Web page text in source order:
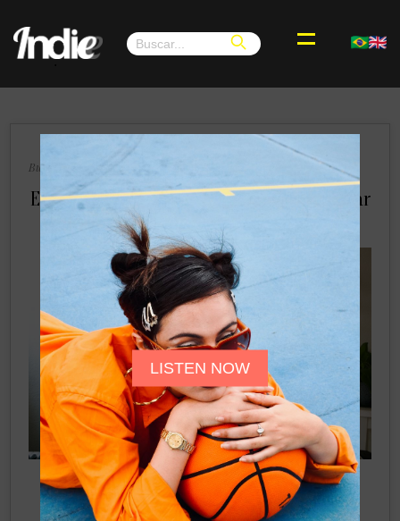
LISTEN NOW
.
Buenos Aires, Martes 24 de Septiembre de 2024
Eugenia Anton y su nueva misión: “Pensar
En No Pensar”